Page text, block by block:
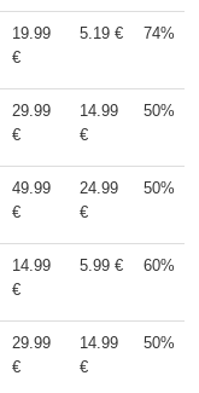
19.99
€
5.19 € 74%
29.99
€
14.99
€
50%
49.99
€
24.99
€
50%
14.99
€
5.99 € 60%
29.99
€
14.99
€
50%